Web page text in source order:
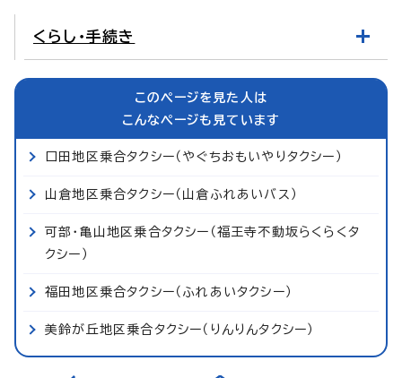
くらし・手続き
このページを見た人は
こんなページも見ています
口田地区乗合タクシー（やぐちおもいやりタクシー）
山倉地区乗合タクシー（山倉ふれあいバス）
可部・亀山地区乗合タクシー（福王寺不動坂らくらくタ
クシー）
福田地区乗合タクシー（ふれあいタクシー）
美鈴が丘地区乗合タクシー（りんりんタクシー）